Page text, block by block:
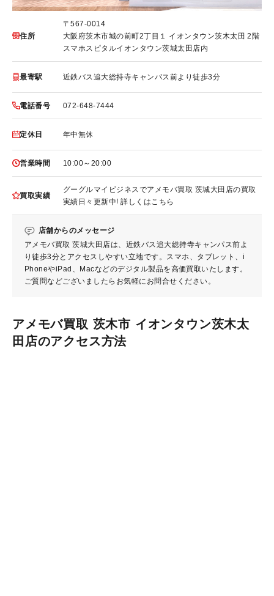
住所
〒567-0014
大阪府茨木市城の前町2丁目１ イオンタウン茨木太田 2階
スマホスピタルイオンタウン茨城太田店内
最寄駅 近鉄バス追大総持寺キャンパス前より徒歩3分
電話番号 072-648-7444
定休日 年中無休
営業時間 10:00～20:00
買取実績
グーグルマイビジネスでアメモバ買取 茨城大田店の買取
実績日々更新中! 詳しくはこちら
店舗からのメッセージ
アメモバ買取 茨城大田店は、近鉄バス追大総持寺キャンパス前よ
り徒歩3分とアクセスしやすい立地です。スマホ、タブレット、i
PhoneやiPad、Macなどのデジタル製品を高価買取いたします。
ご質問などございましたらお気軽にお問合せください。
アメモバ買取 茨木市 イオンタウン茨木太
田店のアクセス方法